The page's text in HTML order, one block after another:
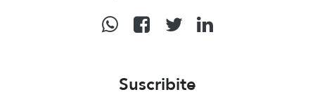
Suscribite